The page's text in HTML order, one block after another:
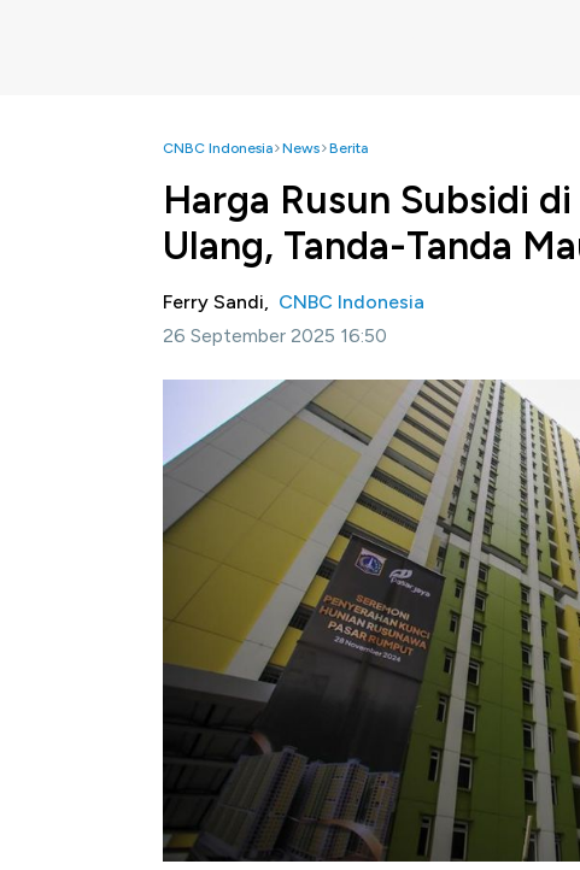
CNBC Indonesia News Berita
Harga Rusun Subsidi
Ulang, Tanda-Tanda
Ferry Sandi, CNBC Indonesia
26 September 2025 16:50